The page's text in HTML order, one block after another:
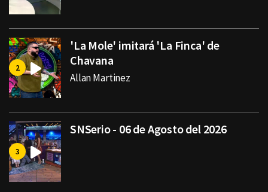
'La Mole' imitará 'La Finca' de
Chavana
Allan Martinez
SNSerio - 06 de Agosto del 2026